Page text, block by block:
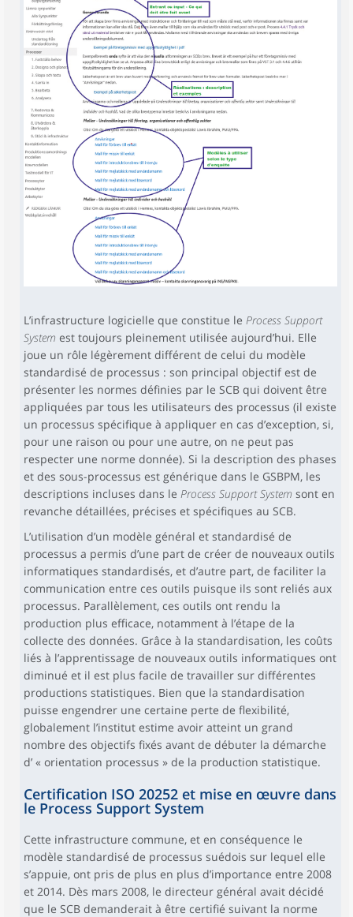
L’infrastructure logicielle que constitue le Process Support
System est toujours pleinement utilisée aujourd’hui. Elle
joue un rôle légèrement différent de celui du modèle
standardisé de processus : son principal objectif est de
présenter les normes définies par le SCB qui doivent être
appliquées par tous les utilisateurs des processus (il existe
un processus spécifique à appliquer en cas d’exception, si,
pour une raison ou pour une autre, on ne peut pas
respecter une norme donnée). Si la description des phases
et des sous-processus est générique dans le GSBPM, les
descriptions incluses dans le Process Support System sont en
revanche détaillées, précises et spécifiques au SCB.
L’utilisation d’un modèle général et standardisé de
processus a permis d’une part de créer de nouveaux outils
informatiques standardisés, et d’autre part, de faciliter la
communication entre ces outils puisque ils sont reliés aux
processus. Parallèlement, ces outils ont rendu la
production plus efficace, notamment à l’étape de la
collecte des données. Grâce à la standardisation, les coûts
liés à l’apprentissage de nouveaux outils informatiques ont
diminué et il est plus facile de travailler sur différentes
productions statistiques. Bien que la standardisation
puisse engendrer une certaine perte de flexibilité,
globalement l’institut estime avoir atteint un grand
nombre des objectifs fixés avant de débuter la démarche
d’ « orientation processus » de la production statistique.
Certification ISO 20252 et mise en œuvre dans
le Process Support System
Cette infrastructure commune, et en conséquence le
modèle standardisé de processus suédois sur lequel elle
s’appuie, ont pris de plus en plus d’importance entre 2008
et 2014. Dès mars 2008, le directeur général avait décidé
que le SCB demanderait à être certifié suivant la norme